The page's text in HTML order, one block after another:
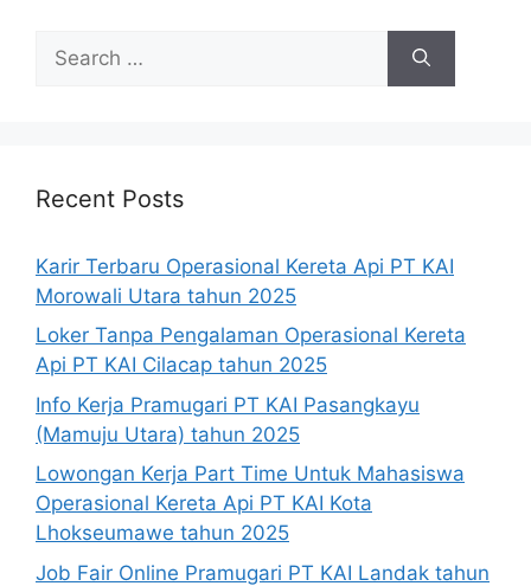
for:
Recent Posts
Karir Terbaru Operasional Kereta Api PT KAI
Morowali Utara tahun 2025
Loker Tanpa Pengalaman Operasional Kereta
Api PT KAI Cilacap tahun 2025
Info Kerja Pramugari PT KAI Pasangkayu
(Mamuju Utara) tahun 2025
Lowongan Kerja Part Time Untuk Mahasiswa
Operasional Kereta Api PT KAI Kota
Lhokseumawe tahun 2025
Job Fair Online Pramugari PT KAI Landak tahun